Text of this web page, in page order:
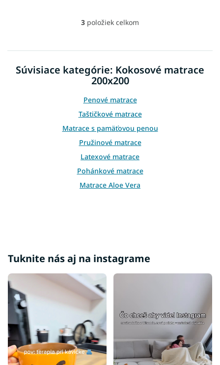
O
á
a
c
e
p
r
v
k
y
v
ý
p
i
3 položiek celkom
Súvisiace kategórie: Kokosové matrace
200x200
Penové matrace
Taštičkové matrace
Matrace s pamäťovou penou
Pružinové matrace
Latexové matrace
Pohánkové matrace
Matrace Aloe Vera
Tuknite nás aj na instagrame